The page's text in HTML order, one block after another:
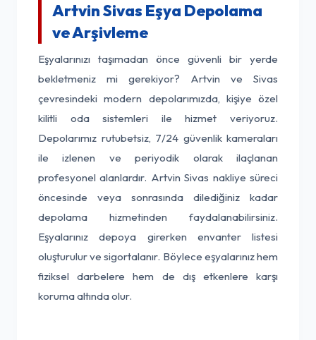
Artvin Sivas Eşya Depolama
ve Arşivleme
Eşyalarınızı taşımadan önce güvenli bir yerde
bekletmeniz mi gerekiyor? Artvin ve Sivas
çevresindeki modern depolarımızda, kişiye özel
kilitli oda sistemleri ile hizmet veriyoruz.
Depolarımız rutubetsiz, 7/24 güvenlik kameraları
ile izlenen ve periyodik olarak ilaçlanan
profesyonel alanlardır. Artvin Sivas nakliye süreci
öncesinde veya sonrasında dilediğiniz kadar
depolama hizmetinden faydalanabilirsiniz.
Eşyalarınız depoya girerken envanter listesi
oluşturulur ve sigortalanır. Böylece eşyalarınız hem
fiziksel darbelere hem de dış etkenlere karşı
koruma altında olur.